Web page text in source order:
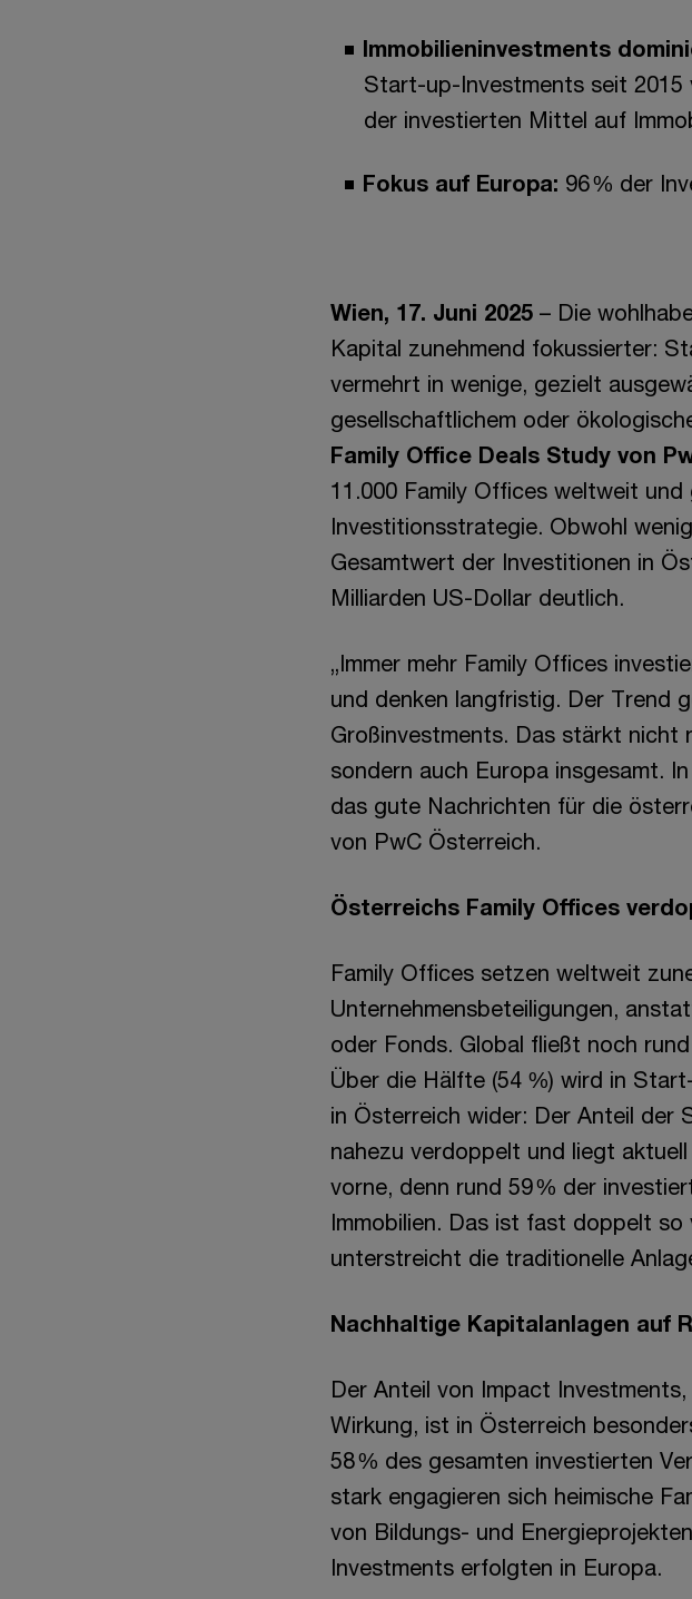
Immobilieninvestments
Start-up-Investments seit 2015
der investierten Mittel auf
Fokus auf Europa: 96 % der
Wien, 17. Juni 2025 – Die
Kapital zunehmend fokussierter:
vermehrt in wenige, gezielt
gesellschaftlichem oder
Family Office Deals Study von
11.000 Family Offices weltweit
Investitionsstrategie. Obwohl
Gesamtwert der Investitionen in
Milliarden US-Dollar deutlich.
„Immer mehr Family Offices
und denken langfristig. Der Trend
Großinvestments. Das stärkt
sondern auch Europa insgesamt.
das gute Nachrichten für die
von PwC Österreich.
Österreichs Family Offices
Family Offices setzen weltweit
Unternehmensbeteiligungen,
oder Fonds. Global fließt noch
Über die Hälfte (54 %) wird in
in Österreich wider: Der Anteil der
nahezu verdoppelt und liegt
vorne, denn rund 59 % der
Immobilien. Das ist fast doppelt so
unterstreicht die traditionelle
Nachhaltige Kapitalanlagen auf
Der Anteil von Impact
Wirkung, ist in Österreich
58 % des gesamten investierten
stark engagieren sich heimische
von Bildungs- und
Investments erfolgten in Europa.